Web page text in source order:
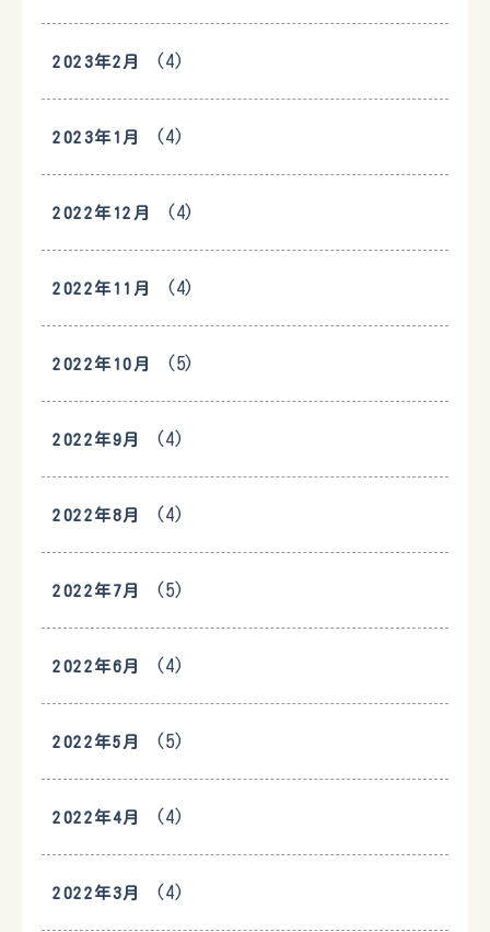
2023年2月 (4)
2023年1月 (4)
2022年12月 (4)
2022年11月 (4)
2022年10月 (5)
2022年9月 (4)
2022年8月 (4)
2022年7月 (5)
2022年6月 (4)
2022年5月 (5)
2022年4月 (4)
2022年3月 (4)